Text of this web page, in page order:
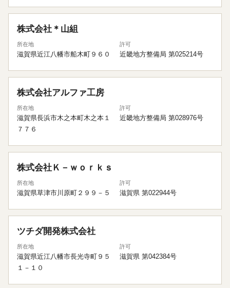
株式会社＊山組
所在地
滋賀県近江八幡市船木町９６０
許可
近畿地方整備局 第025214号
株式会社アルファ工房
所在地
滋賀県長浜市木之本町木之本１
７７６
許可
近畿地方整備局 第028976号
株式会社Ｋ－ｗｏｒｋｓ
所在地
滋賀県草津市川原町２９９－５
許可
滋賀県 第022944号
ツチダ開発株式会社
所在地
滋賀県近江八幡市長光寺町９５
１－１０
許可
滋賀県 第042384号